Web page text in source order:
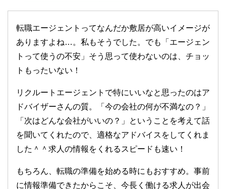
転職エージェントってなんだか敷居が高いイメージが
ありますよね…。私もそうでした。でも「エージェン
トって使うの不安」そう思って使わないのは、チョッ
トもったいない！
リクルートエージェントで特にいいなと思ったのはア
ドバイザーさんの質。「今の会社の何が不満なの？」
「次はどんな会社がいいの？」ということを考えて話
を聞いてくれたので、適格なアドバイスをしてくれま
した＾＾求人の情報をくれるスピードも速い！
もちろん、転職の準備を始める時にもおすすめ。事前
に情報準備できたからこそ、今長く働ける求人が出会